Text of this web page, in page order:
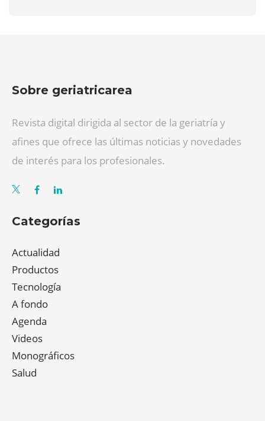
Sobre geriatricarea
Revista digital dirigida al sector de la geriatría y
afines que ofrece las últimas noticias y novedades
de interés para los profesionales.
Categorías
Actualidad
Productos
Tecnología
A fondo
Agenda
Videos
Monográficos
Salud